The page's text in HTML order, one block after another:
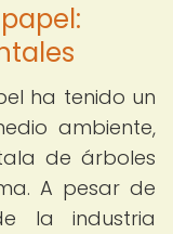
ha tenido un
ambiente,
de árboles
A pesar de
la industria